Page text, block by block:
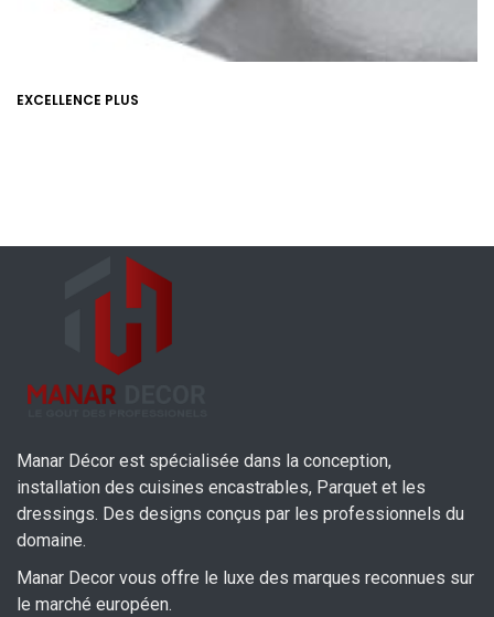
EXCELLENCE PLUS
Manar Décor est spécialisée dans la conception,
installation des cuisines encastrables, Parquet et les
dressings. Des designs conçus par les professionnels du
domaine.
Manar Decor vous offre le luxe des marques reconnues sur
le marché européen.